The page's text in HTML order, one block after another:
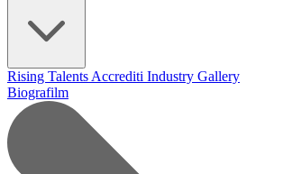
Rising Talents Accrediti Industry Gallery
Biografilm